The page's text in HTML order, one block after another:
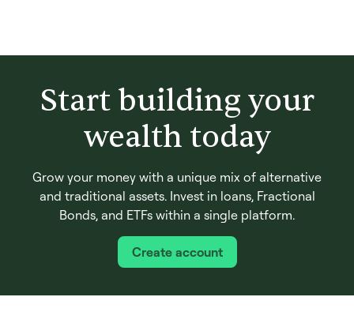
Start building your
wealth today
Grow your money with a unique mix of alternative
and traditional assets. Invest in loans, Fractional
Bonds, and ETFs within a single platform.
Create account